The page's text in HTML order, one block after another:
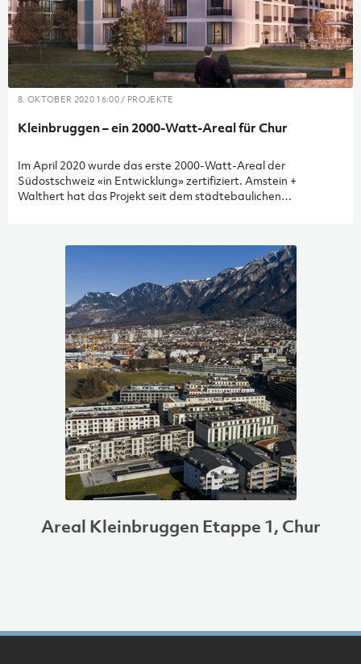
8. OKTOBER 2020 16:00 / PROJEKTE
Kleinbruggen – ein 2000-Watt-Areal für Chur
Im April 2020 wurde das erste 2000-Watt-Areal der
Südostschweiz «in Entwicklung» zertifiziert. Amstein +
Walthert hat das Projekt seit dem städtebaulichen
Zertifizierung betreut.
Areal Kleinbruggen Etappe 1, Chur